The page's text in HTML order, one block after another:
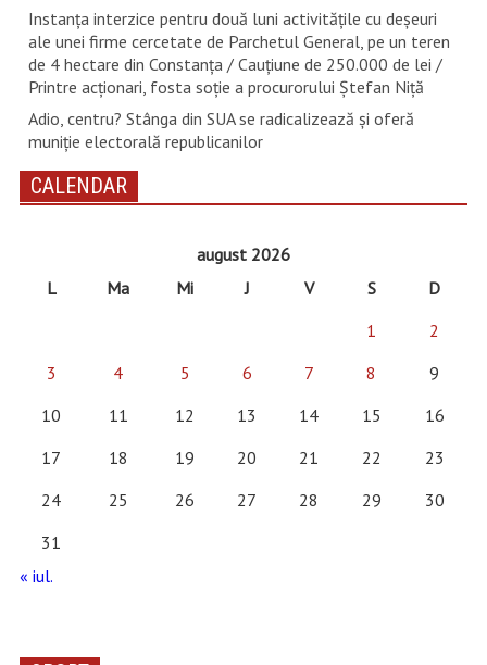
Instanța interzice pentru două luni activitățile cu deșeuri
ale unei firme cercetate de Parchetul General, pe un teren
de 4 hectare din Constanța / Cauțiune de 250.000 de lei /
Printre acționari, fosta soție a procurorului Ștefan Niță
Adio, centru? Stânga din SUA se radicalizează și oferă
muniție electorală republicanilor
CALENDAR
august 2026
L
Ma Mi J V S
D
1
2
3
4 5 6 7 8
9
10
11 12 13 14 15
16
17
18 19 20 21 22
23
24
25 26 27 28 29
30
31
« iul.